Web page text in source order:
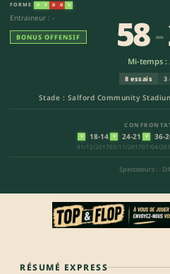
FORME V V D D V
Entraineur : -
BONUS OFFENSIF
Stade : Salford Community
58-
Mi-temps :
8 essais 3
V 18-14
01/12/2017
V 24-21
03/11/2017
V 36-
07/04/
Spectateurs : -
RÉSUMÉ EXPRESS